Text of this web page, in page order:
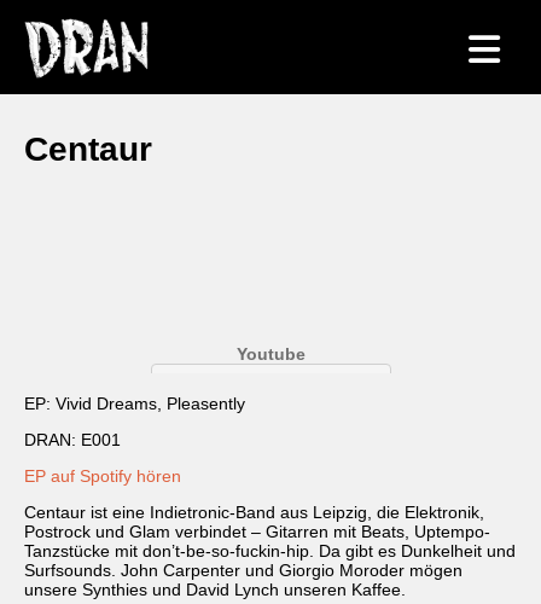
Centaur
EP: Vivid Dreams, Pleasently
DRAN: E001
EP auf Spotify hören
Centaur ist eine Indietronic-Band aus Leipzig, die Elektronik,
Postrock und Glam verbindet – Gitarren mit Beats, Uptempo-
Tanzstücke mit don’t-be-so-fuckin-hip. Da gibt es Dunkelheit und
Surfsounds. John Carpenter und Giorgio Moroder mögen
unsere Synthies und David Lynch unseren Kaffee.